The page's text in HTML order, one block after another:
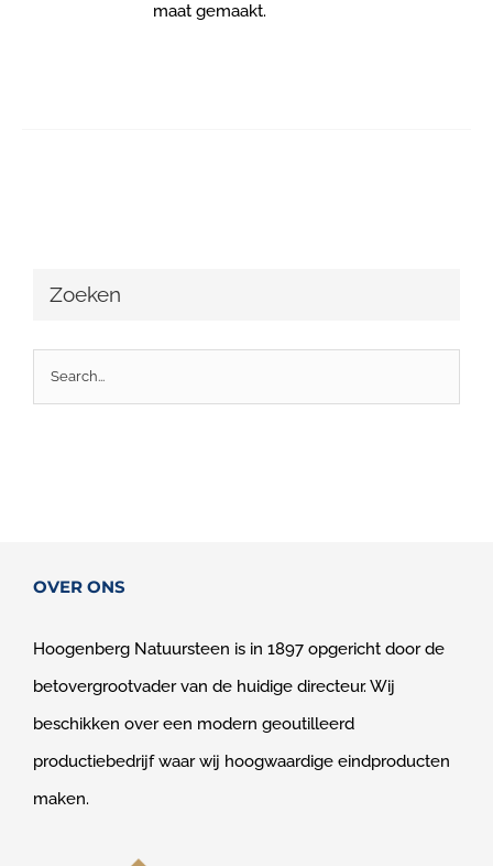
maat gemaakt.
Zoeken
OVER ONS
Hoogenberg Natuursteen is in 1897 opgericht door de
betovergrootvader van de huidige directeur. Wij
beschikken over een modern geoutilleerd
productiebedrijf waar wij hoogwaardige eindproducten
maken.